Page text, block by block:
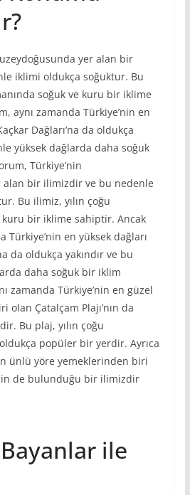
yer alan bir
iklimi oldukça soğuktur. Bu
soğuk ve kuru bir iklime
aynı zamanda Türkiye’nin en
Dağları’na da oldukça
yüksek dağlarda daha soğuk
Türkiye’nin
alan bir ilimizdir ve bu nedenle
Bu ilimiz, yılın çoğu
kuru bir iklime sahiptir. Ancak
Türkiye’nin en yüksek dağları
da oldukça yakındır ve bu
daha soğuk bir iklim
zamanda Türkiye’nin en güzel
olan Çatalçam Plajı’nın da
Bu plaj, yılın çoğu
popüler bir yerdir. Ayrıca
ünlü yöre yemeklerinden biri
de bulunduğu bir ilimizdir
ile